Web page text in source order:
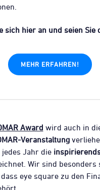
sich hier an und seien Sie
MEHR ERFAHREN!
Award wird auch in
Veranstaltung
Jahr die
Wir sind
eye square zu den